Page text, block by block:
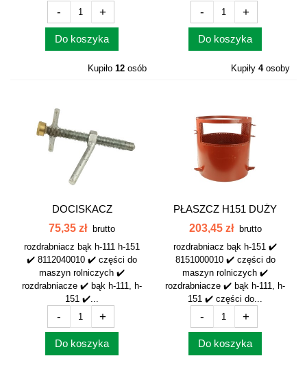
- +
Do koszyka
Kupiło 12 osób
- +
Do koszyka
Kupiły 4osoby
DOCISKACZ
ŚRUTOWNIK BĄK
75,35 zł
brutto
rozdrabniacz bąk h-111 h-151
✔️ 8112040010 ✔️ części do
maszyn rolniczych ✔️
rozdrabniacze ✔️ bąk h-111, h-
151 ✔️...
- +
Do koszyka
PŁASZCZ H151 DUŻY
BĄK 8151000010
203,45 zł
brutto
rozdrabniacz bąk h-151 ✔️
8151000010 ✔️ części do
maszyn rolniczych ✔️
rozdrabniacze ✔️ bąk h-111, h-
151 ✔️ części do...
- +
Do koszyka